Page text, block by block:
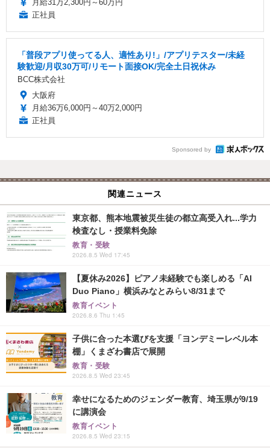
月給31万2,300円～60万円
正社員
「普段アプリ使ってる人、適性あり!」/アプリテスター/未経
験歓迎/月収30万可/リモート面接OK/完全土日祝休み
BCC株式会社
大阪府
月給36万6,000円～40万2,000円
正社員
Sponsored by
関連ニュース
東京都、熊本地震被災生徒の都立高受入れ...学力
検査なし・授業料免除
教育・受験
2026.8.5 Wed 17:45
【夏休み2026】ピアノ未経験でも楽しめる「AI
Duo Piano」横浜みなとみらい8/31まで
教育イベント
2026.8.6 Thu 1:45
子供に合った本選びを支援「ヨンデミーレベル本
棚」くまざわ書店で展開
教育・受験
2026.8.5 Wed 23:45
幸せになるためのジェンダー教育、埼玉県が9/19
に講演会
教育イベント
2026.8.5 Wed 23:15